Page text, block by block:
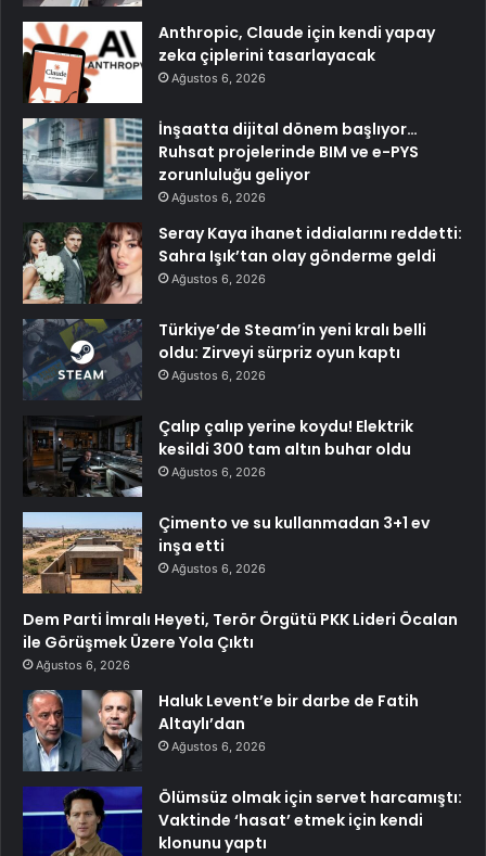
Anthropic, Claude için kendi yapay
zeka çiplerini tasarlayacak
Ağustos 6, 2026
İnşaatta dijital dönem başlıyor…
Ruhsat projelerinde BIM ve e-PYS
zorunluluğu geliyor
Ağustos 6, 2026
Seray Kaya ihanet iddialarını reddetti:
Sahra Işık’tan olay gönderme geldi
Ağustos 6, 2026
Türkiye’de Steam’in yeni kralı belli
oldu: Zirveyi sürpriz oyun kaptı
Ağustos 6, 2026
Çalıp çalıp yerine koydu! Elektrik
kesildi 300 tam altın buhar oldu
Ağustos 6, 2026
Çimento ve su kullanmadan 3+1 ev
inşa etti
Ağustos 6, 2026
Dem Parti İmralı Heyeti, Terör Örgütü PKK Lideri Öcalan
ile Görüşmek Üzere Yola Çıktı
Ağustos 6, 2026
Haluk Levent’e bir darbe de Fatih
Altaylı’dan
Ağustos 6, 2026
Ölümsüz olmak için servet harcamıştı:
Vaktinde ‘hasat’ etmek için kendi
klonunu yaptı